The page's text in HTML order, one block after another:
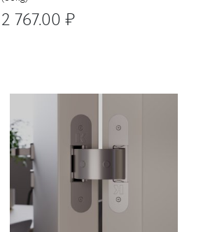
2 767.00 ₽